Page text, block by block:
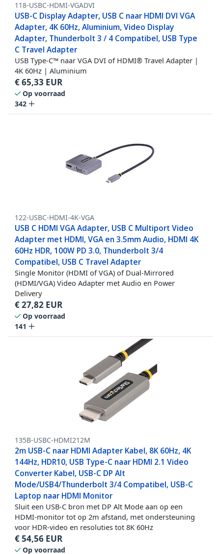
118-USBC-HDMI-VGADVI
USB-C Display Adapter, USB C naar HDMI DVI VGA
Adapter, 4K 60Hz, Aluminium, Video Display
Adapter, Thunderbolt 3 / 4 Compatibel, USB Type
C Travel Adapter
USB Type-C™ naar VGA DVI of HDMI® Travel Adapter |
4K 60Hz | Aluminium
€65,33 EUR
Op voorraad
342
122-USBC-HDMI-4K-VGA
USB C HDMI VGA Adapter, USB C Multiport Video
Adapter met HDMI, VGA en 3.5mm Audio, HDMI 4K
60Hz HDR, 100W PD 3.0, Thunderbolt 3/4
Compatibel, USB C Travel Adapter
Single Monitor (HDMI of VGA) of Dual-Mirrored
(HDMI/VGA) Video Adapter met Audio en Power
Delivery
€27,82 EUR
Op voorraad
141
135B-USBC-HDMI212M
2m USB-C naar HDMI Adapter Kabel, 8K 60Hz, 4K
144Hz, HDR10, USB Type-C naar HDMI 2.1 Video
Converter Kabel, USB-C DP Alt
Mode/USB4/Thunderbolt 3/4 Compatibel, USB-C
Laptop naar HDMI Monitor
Sluit een USB-C bron met DP Alt Mode aan op een
HDMI-monitor tot op 2m afstand, met ondersteuning
voor HDR-video en resoluties tot 8K 60Hz
€54,56 EUR
Op voorraad